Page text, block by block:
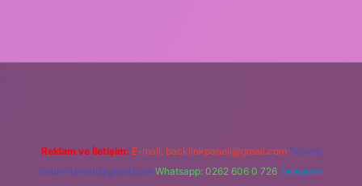
Reklam ve İletişim: E-mail: backlinkpaneli@gmail.com Teams:
forumhizmeti@gmail.com Whatsapp: 0262 606 0 726 Telegram: